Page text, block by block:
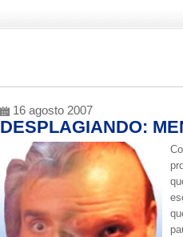
16 agosto 2007
DESPLAGIANDO: